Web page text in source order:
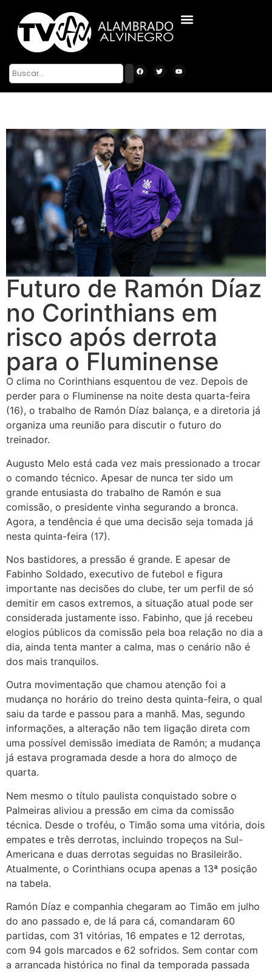
Futuro de Ramón Díaz
no Corinthians em
risco após derrota
para o Fluminense
O clima no Corinthians esquentou de vez. Depois de
perder para o Fluminense na noite desta quarta-feira
(16), o trabalho de Ramón Díaz balança, e a diretoria já
organiza uma reunião para discutir o futuro do
treinador.
Augusto Melo está cada vez mais pressionado a trocar
o comando técnico. Apesar de nunca ter sido um
grande entusiasta do trabalho de Ramón e sua
comissão, o presidente vinha segurando a bronca.
Agora, a tendência é que uma decisão seja tomada já
nesta quinta-feira (17).
Nos bastidores, a pressão é grande. E apesar de
Fabinho Soldado, executivo de futebol e figura
importante nas decisões do clube, ter um perfil de só
demitir em casos extremos, a situação atual pode ser
considerada justamente isso. Fabinho, que já recebeu
elogios públicos da comissão pela boa relação no dia a
dia, ainda tenta manter a calma, mas o cenário não é
dos mais tranquilos.
Outra movimentação que chamou atenção foi a
mudança no horário do treino desta quinta-feira, o qual
saiu da tarde e passou para a manhã. Mas, segundo
informações, a alteração não tem ligação direta com
uma possível demissão imediata de Ramón; a mudança
já estava programada desde a hora do almoço de
quarta.
Nem mesmo o título paulista conquistado sobre o
Palmeiras aliviou a pressão em cima da comissão
técnica. Desde o troféu, o Timão soma uma vitória, dois
empates e três derrotas, incluindo tropeços na Sul-
Americana e duas derrotas seguidas no Brasileirão.
Atualmente, o Corinthians ocupa apenas a 13ª posição
na tabela.
Ramón Díaz e companhia chegaram ao Timão em julho
do ano passado e, de lá para cá, comandaram 60
partidas, com 31 vitórias, 16 empates e 12 derrotas,
com 94 gols marcados e 62 sofridos. Sem contar com
a arrancada histórica no final da temporada passada